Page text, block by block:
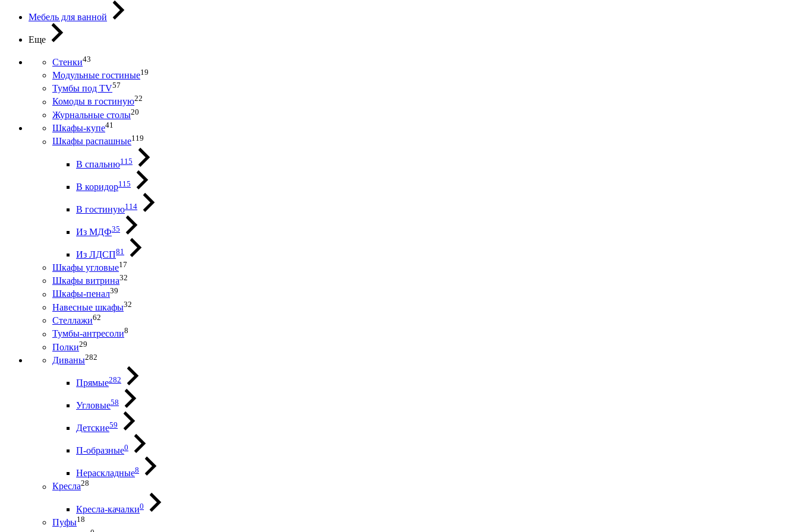
Мебель для ванной
Еще
Стенки43
Модульные гостиные19
Тумбы под ТV57
Комоды в гостиную22
Журнальные столы20
Шкафы-купе41
Шкафы распашные119
В спальню115
В коридор115
В гостиную114
Из МДФ35
Из ЛДСП81
Шкафы угловые17
Шкафы витрина32
Шкафы-пенал39
Навесные шкафы32
Стеллажи62
Тумбы-антресоли8
Полки29
Диваны282
Прямые282
Угловые58
Детские59
П-образные0
Нераскладные8
Кресла28
Кресла-качалки0
Пуфы18